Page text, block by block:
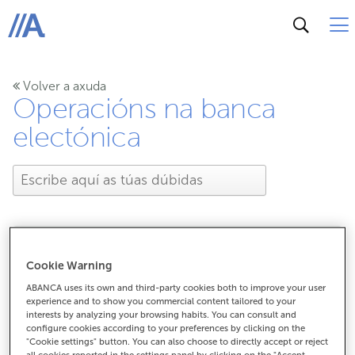
ABANCA
Volver a axuda
Operacións na banca
electónica
Na banca electrónica non
me aparecen todos os
productos que contratei.
Cookie Warning
ABANCA uses its own and third-party cookies both to improve your user
experience and to show you commercial content tailored to your
interests by analyzing your browsing habits. You can consult and
configure cookies according to your preferences by clicking on the
"Cookie settings" button. You can also choose to directly accept or reject